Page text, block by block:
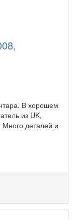
В хорошем
из UK,
деталей и